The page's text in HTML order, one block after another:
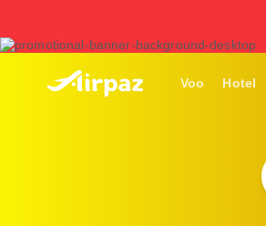
Voo Hotel